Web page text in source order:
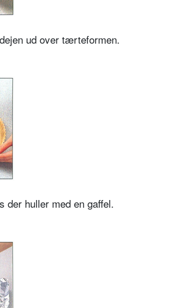
ud over tærteformen.
der huller med en gaffel.